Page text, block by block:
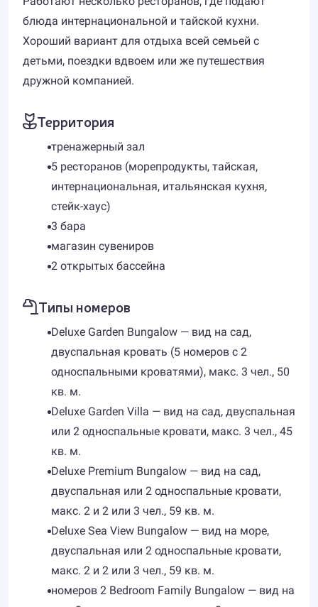
блюда интернациональной и тайской кухни.
Хороший вариант для отдыха всей семьей с
детьми, поездки вдвоем или же путешествия
дружной компанией.
Территория
тренажерный зал
5 ресторанов (морепродукты, тайская,
интернациональная, итальянская кухня,
стейк-хаус)
3 бара
магазин сувениров
2 открытых бассейна
Типы номеров
Deluxe Garden Bungalow — вид на сад,
двуспальная кровать (5 номеров с 2
односпальными кроватями), макс. 3 чел., 50
кв. м.
Deluxe Garden Villa — вид на сад, двуспальная
или 2 односпальные кровати, макс. 3 чел., 45
кв. м.
Deluxe Premium Bungalow — вид на сад,
двуспальная или 2 односпальные кровати,
макс. 2 и 2 или 3 чел., 59 кв. м.
Deluxe Sea View Bungalow — вид на море,
двуспальная или 2 односпальные кровати,
макс. 2 и 2 или 3 чел., 59 кв. м.
номеров 2 Bedroom Family Bungalow — вид на